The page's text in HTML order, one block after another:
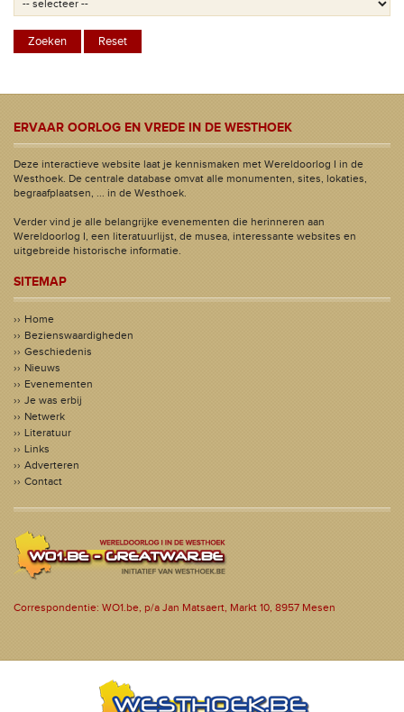
ERVAAR OORLOG EN VREDE IN DE WESTHOEK
Deze interactieve website laat je kennismaken met Wereldoorlog I in de
Westhoek. De centrale database omvat alle monumenten, sites, lokaties,
begraafplaatsen, ... in de Westhoek.
Verder vind je alle belangrijke evenementen die herinneren aan
Wereldoorlog I, een literatuurlijst, de musea, interessante websites en
uitgebreide historische informatie.
SITEMAP
Home
Bezienswaardigheden
Geschiedenis
Nieuws
Evenementen
Je was erbij
Netwerk
Literatuur
Links
Adverteren
Contact
Correspondentie: WO1.be, p/a Jan Matsaert, Markt 10, 8957 Mesen